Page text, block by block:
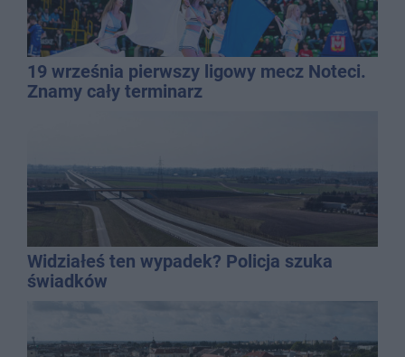
19 września pierwszy ligowy mecz Noteci.
Znamy cały terminarz
Widziałeś ten wypadek? Policja szuka
świadków